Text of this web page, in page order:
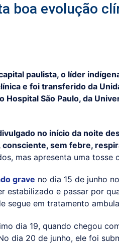
boa evolução
paulista, o líder
e foi transferido da
São Paulo, da
no início da noite
sem febre,
mas apresenta uma tosse
grave no dia 15 de junho
estabilizado e passar por
segue em tratamento
dia 19, quando chegou
dia 20 de junho, ele foi